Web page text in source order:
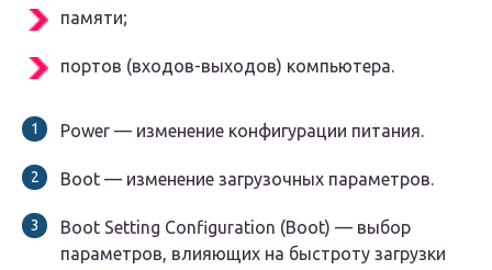
памяти;
портов (входов-выходов) компьютера.
Power — изменение конфигурации питания.
Boot — изменение загрузочных параметров.
Boot Setting Configuration (Boot) — выбор
параметров, влияющих на быстроту загрузки